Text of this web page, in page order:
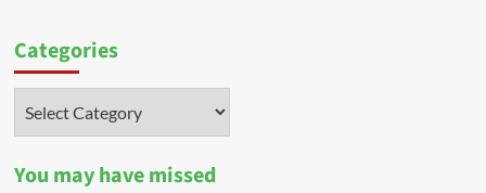
Categories
You may have missed